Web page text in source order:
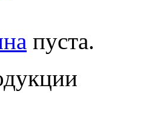
пуста.